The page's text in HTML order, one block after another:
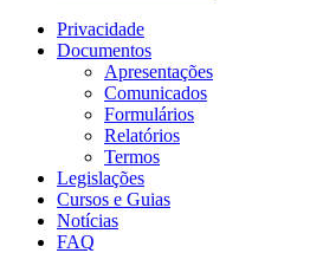
Privacidade
Documentos
Apresentações
Comunicados
Formulários
Relatórios
Termos
Legislações
Cursos e Guias
Notícias
FAQ